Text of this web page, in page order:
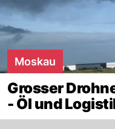
Moskau
Grosser
- Öl und